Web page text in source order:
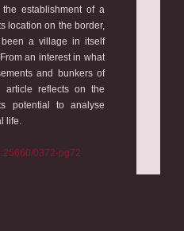
establishment of a
location on the border,
a village in itself
an interest in what
and bunkers of
article reflects on the
potential to analyse
life.
0372-pg72